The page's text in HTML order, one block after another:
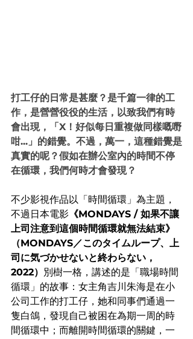
打工仔的日常是甚麼？是千篇一律的工
作，是營營役役的生活，以致我們有時
會出現，「X！好似每日重複做同樣嘅嘢
咁...」的錯覺。不過，萬一，這種錯覺是
真實的呢？假如在辦公室內的時間不停
在循環，我們何時才會發現？
不少影視作品以「時間循環」為主題，
不過日本電影 《MONDAYS / 如果不讓
上司注意到這個時間循環就無法結束》
（MONDAYS／このタイムループ、上
司に気づかせないと終わらない，
2022） 別樹一格，講述的是「職場時間
循環」的故事：女主角吉川朱海是在小
公司工作的打工仔，她和同事們通過一
隻白鴿，發現自己被困在為期一周的時
間循環中；而離開時間循環的關鍵，一